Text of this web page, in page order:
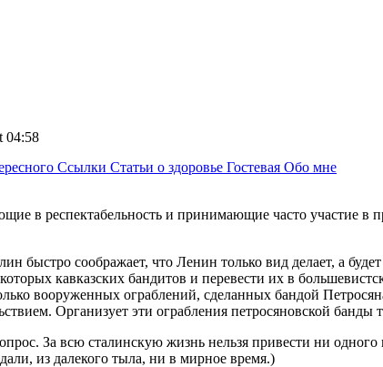
04:58
Ссылки Статьи о здоровье Гостевая Обо мне
в респектабельность и принимающие часто участие в
быстро соображает, что Ленин только вид делает, а
кавказских бандитов и перевести их в
вооруженных ограблений, сделанных бандой
Организует эти ограбления петросяновской
За всю сталинскую жизнь нельзя привести ни
из далекого тыла, ни в мирное время.)